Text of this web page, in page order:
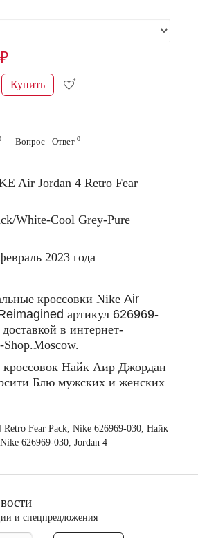
Купить
Вопрос - Ответ 0
Air Jordan 4 Retro Fear
White-Cool Grey-Pure
2023 года
кроссовки Nike Air
артикул 626969-
доставкой в интернет-
Shop.Moscow.
кроссовок Найк Аир Джордан
Блю мужских и женских
Fear Pack Nike 626969-030 Найк
626969-030 Jordan 4
и спецпредложения